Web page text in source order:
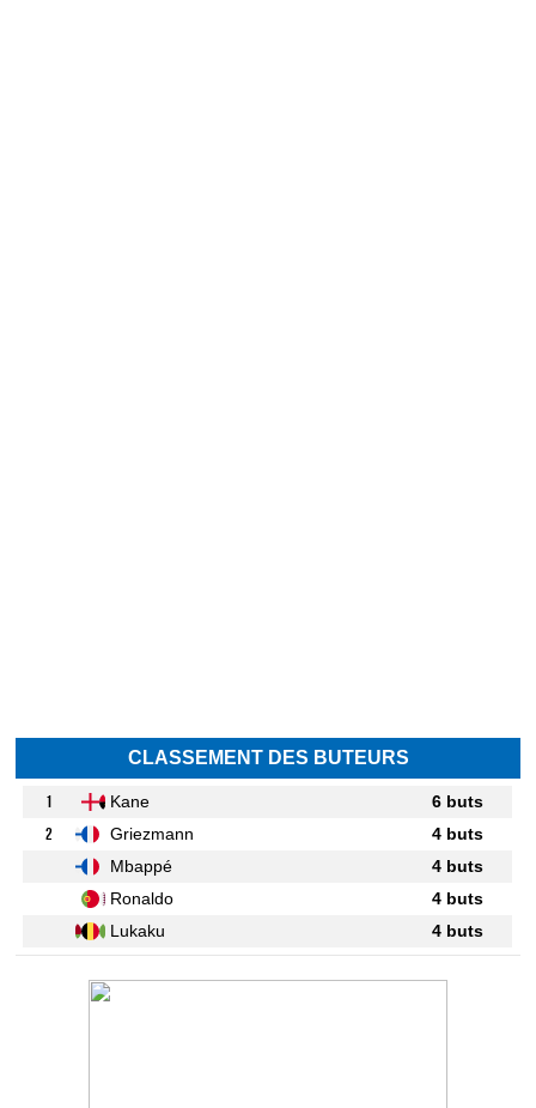
CLASSEMENT DES BUTEURS
1 Kane
6 buts
2
Griezmann
4 buts
Mbappé
4 buts
Ronaldo
4 buts
Lukaku
4 buts